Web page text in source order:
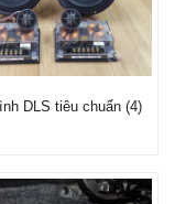
DLS tiêu chuẩn (4)